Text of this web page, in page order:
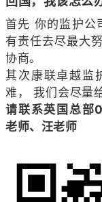
首先 你的监护公
有责任去尽最大
协商。
其次康联卓越监
难， 我们会尽量
请联系英国总部
老师、汪老师